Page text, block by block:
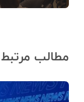
مطالب مرتبط